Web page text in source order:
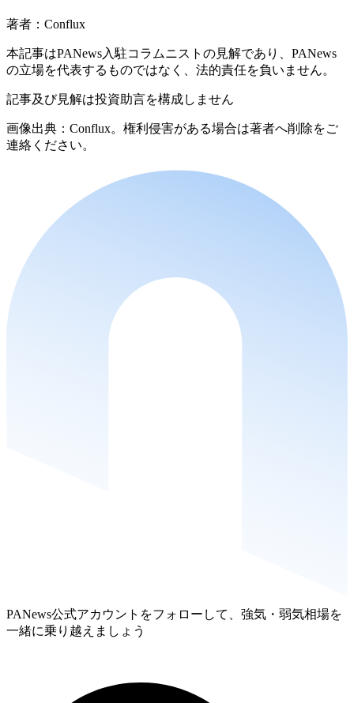
著者：Conflux
本記事はPANews入駐コラムニストの見解であり、PANews
の立場を代表するものではなく、法的責任を負いません。
記事及び見解は投資助言を構成しません
画像出典：Conflux。権利侵害がある場合は著者へ削除をご
連絡ください。
PANews公式アカウントをフォローして、強気・弱気相場を
一緒に乗り越えましょう